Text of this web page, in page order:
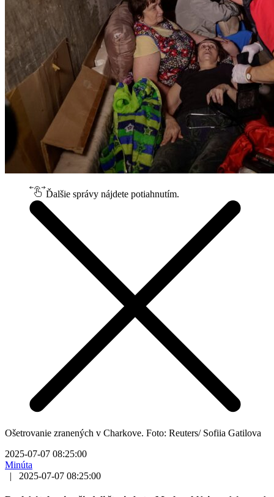
Ďalšie správy nájdete potiahnutím.
Ošetrovanie zranených v Charkove. Foto: Reuters/ Sofiia Gatilova
2025-07-07 08:25:00
Minúta
|
2025-07-07 08:25:00